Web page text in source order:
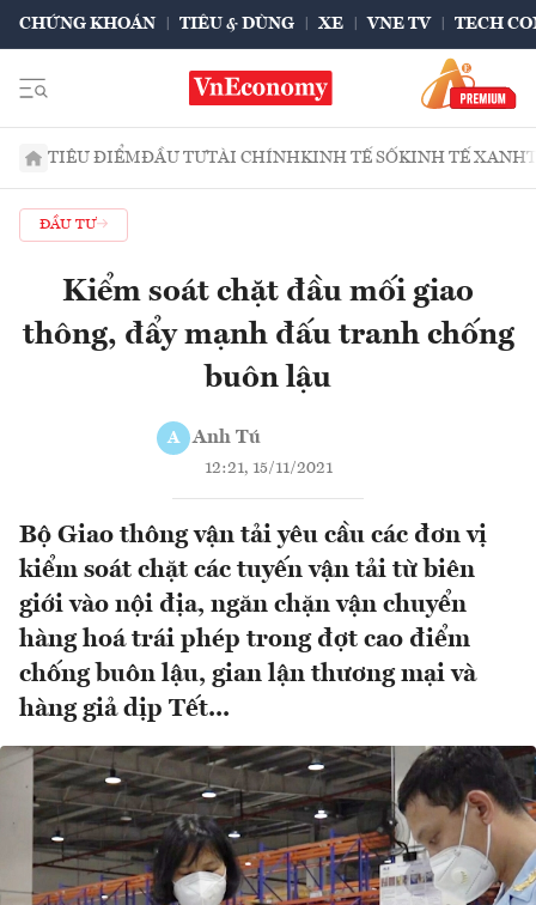
CHỨNG KHOÁN TIÊU & DÙNG XE VNE TV TECH
TIÊU ĐIỂMĐẦU TƯTÀI CHÍNHKINH TẾ SỐKINH TẾ XANH
ĐẦU TƯ
Kiểm soát chặt đầu mối giao
thông, đẩy mạnh đấu tranh chống
buôn lậu
A Anh Tú
12:21, 15/11/2021
Bộ Giao thông vận tải yêu cầu các đơn vị
kiểm soát chặt các tuyến vận tải từ biên
giới vào nội địa, ngăn chặn vận chuyển
hàng hoá trái phép trong đợt cao điểm
chống buôn lậu, gian lận thương mại và
hàng giả dịp Tết...